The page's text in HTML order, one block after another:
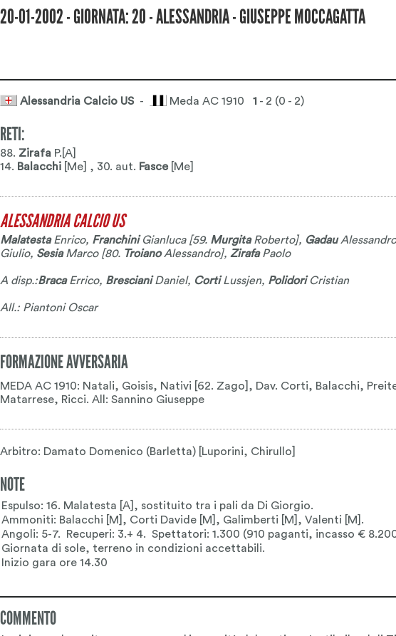
20-01-2002 - GIORNATA: 20 - ALESSANDRIA - GIUSEPPE MOCCAGATTA
Alessandria Calcio US- Meda AC 1910 1 - 2 (0 - 2)
RETI:
88. Zirafa P.[A]
14. Balacchi [Me] , 30. aut. Fasce[Me]
ALESSANDRIA CALCIO US
MalatestaEnrico, FranchiniGianluca[59. MurgitaRoberto], GadauAlessandro
Giulio, SesiaMarco[80. TroianoAlessandro], ZirafaPaolo
A disp.:BracaErrico, BrescianiDaniel, CortiLussjen, PolidoriCristian
All.: Piantoni Oscar
FORMAZIONE AVVERSARIA
MEDA AC 1910: Natali, Goisis, Nativi [62. Zago], Dav. Corti, Balacchi,
Matarrese, Ricci. All: Sannino Giuseppe
Arbitro: Damato Domenico (Barletta) [Luporini, Chirullo]
NOTE
COMMENTO